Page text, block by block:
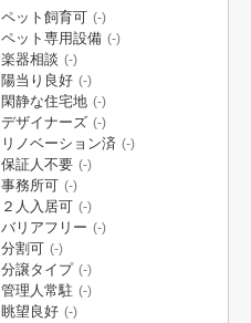
ペット飼育可 (-)
ペット専用設備 (-)
楽器相談 (-)
陽当り良好 (-)
閑静な住宅地 (-)
デザイナーズ (-)
リノベーション済 (-)
保証人不要 (-)
事務所可 (-)
２人入居可 (-)
バリアフリー (-)
分割可 (-)
分譲タイプ (-)
管理人常駐 (-)
眺望良好 (-)